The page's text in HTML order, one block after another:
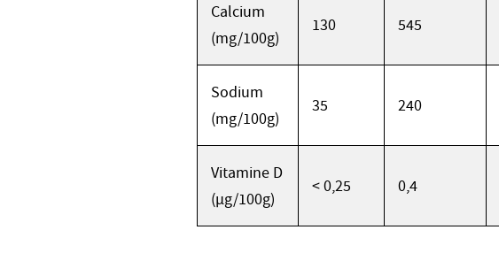
Calcium
(mg/100g)
130 545
Sodium
(mg/100g)
35 240
Vitamine D
(µg/100g)
< 0,25 0,4